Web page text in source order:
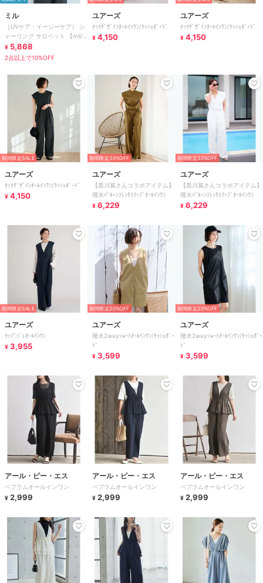
ミル
［UVケア・イージーケア］ シ
ャーリング サロペット 【mil/
ミル】
¥ 5,868
2点以上で10%OFF
ユアーズ
ﾀｯｸﾃﾞｻﾞｲﾝｵｰﾙｲﾝﾜﾝ/ﾗｯｼｭｶﾞｰﾄﾞ
¥ 4,150
ユアーズ
ﾀｯｸﾃﾞｻﾞｲﾝｵｰﾙｲﾝﾜﾝ/ﾗｯｼｭｶﾞｰﾄﾞ
¥ 4,150
期間限定SALE
ユアーズ
ﾀｯｸﾃﾞｻﾞｲﾝｵｰﾙｲﾝﾜﾝ/ﾗｯｼｭｶﾞｰﾄﾞ
¥ 4,150
期間限定30%OFF
ユアーズ
【黒川翼さんコラボアイテム】
撥水ﾊﾞﾙｰﾝﾌﾚﾝﾁｽﾘｰﾌﾞｵｰﾙｲﾝﾜﾝ
¥ 6,229
期間限定30%OFF
ユアーズ
【黒川翼さんコラボアイテム】
撥水ﾊﾞﾙｰﾝﾌﾚﾝﾁｽﾘｰﾌﾞｵｰﾙｲﾝﾜﾝ
¥ 6,229
期間限定SALE
ユアーズ
ﾗｯﾌﾟｼﾞﾚｵｰﾙｲﾝﾜﾝ
¥ 3,955
期間限定20%OFF
ユアーズ
撥水2wayｼｮｰﾄｵｰﾙｲﾝﾜﾝ/ﾗｯｼｭｶﾞｰ
ﾄﾞ
¥ 3,599
期間限定20%OFF
ユアーズ
撥水2wayｼｮｰﾄｵｰﾙｲﾝﾜﾝ/ﾗｯｼｭｶﾞｰ
ﾄﾞ
¥ 3,599
アール・ピー・エス
ペプラムオールインワン
¥ 2,999
アール・ピー・エス
ペプラムオールインワン
¥ 2,999
アール・ピー・エス
ペプラムオールインワン
¥ 2,999